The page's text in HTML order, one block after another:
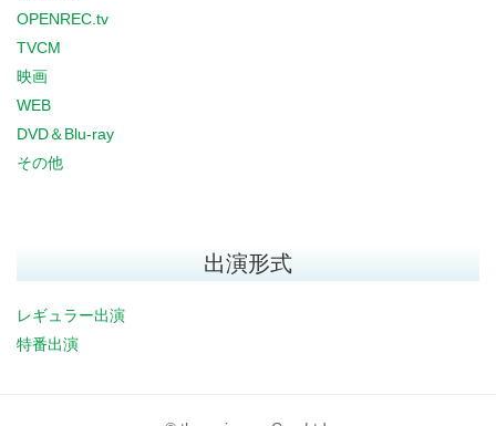
OPENREC.tv
TVCM
映画
WEB
DVD＆Blu-ray
その他
出演形式
レギュラー出演
特番出演